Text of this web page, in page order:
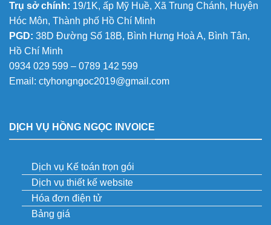
Trụ sở chính: 19/1K, ấp Mỹ Huề, Xã Trung Chánh, Huyện
Hóc Môn, Thành phố Hồ Chí Minh
PGD: 38D Đường Số 18B, Bình Hưng Hoà A, Bình Tân,
Hồ Chí Minh
0934 029 599 – 0789 142 599
Email: ctyhongngoc2019@gmail.com
DỊCH VỤ HỒNG NGỌC INVOICE
Dịch vụ Kế toán trọn gói
Dịch vụ thiết kế website
Hóa đơn điện tử
Bảng giá